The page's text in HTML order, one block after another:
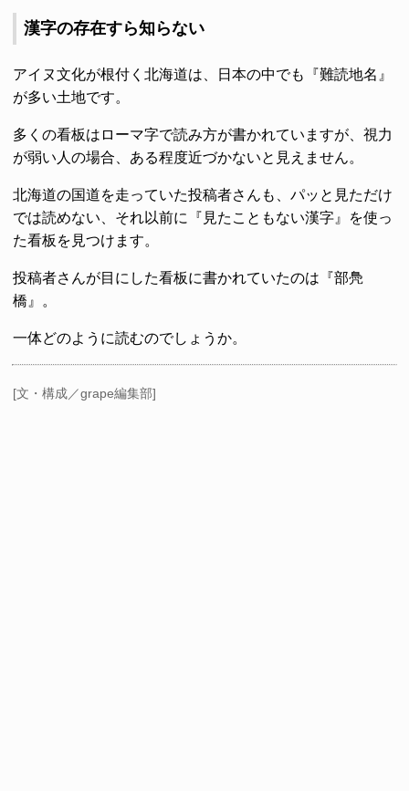
漢字の存在すら知らない
アイヌ文化が根付く北海道は、日本の中でも『難読地名』
が多い土地です。
多くの看板はローマ字で読み方が書かれていますが、視力
が弱い人の場合、ある程度近づかないと見えません。
北海道の国道を走っていた投稿者さんも、パッと見ただけ
では読めない、それ以前に『見たこともない漢字』を使っ
た看板を見つけます。
投稿者さんが目にした看板に書かれていたのは『部鳧
橋』。
一体どのように読むのでしょうか。
[文・構成／grape編集部]